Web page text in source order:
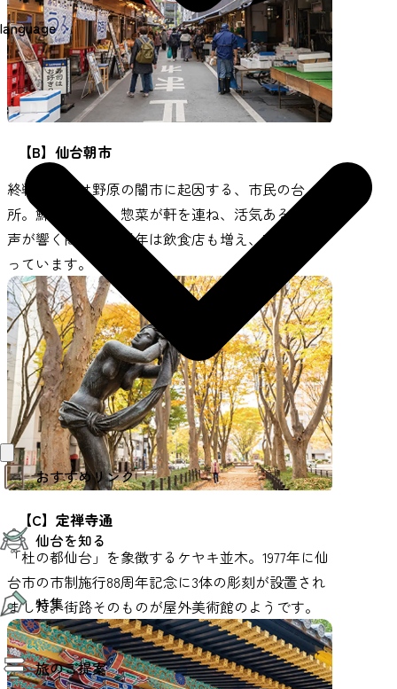
language
おすすめリンク
仙台夜時間
モデルコース
エリアガイド
お知らせ
お得なチケット
仙台を知る
仙台の魅力
エリアガイド
復興に向けて
仙台観光PR動画ライブラリー
仙台から行く東北周遊旅
伝統的工芸品
特集
特集
夜時間トピックス
旅のご提案
【B】仙台朝市
終戦後の焼け野原の闇市に起因する、市民の台
所。鮮魚、野菜、惣菜が軒を連ね、活気ある呼び
声が響く商店街。近年は飲食店も増え、夜も賑わ
っています。
【C】定禅寺通
「杜の都仙台」を象徴するケヤキ並木。1977年に仙
台市の市制施行88周年記念に3体の彫刻が設置され
ました。街路そのものが屋外美術館のようです。